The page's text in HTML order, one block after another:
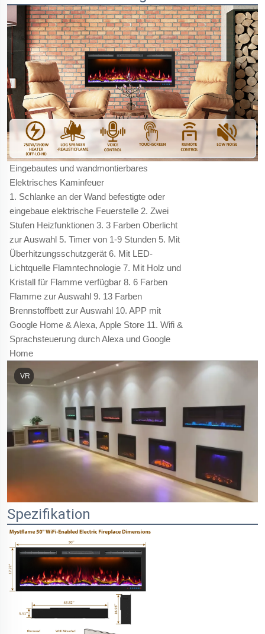
Eingebautes und wandmontierbares
Elektrisches Kaminfeuer
1. Schlanke an der Wand befestigte oder
eingebaue elektrische Feuerstelle 2. Zwei
Stufen Heizfunktionen 3. 3 Farben Oberlicht
zur Auswahl 5. Timer von 1-9 Stunden 5. Mit
Überhitzungsschutzgerät 6. Mit LED-
Lichtquelle Flamntechnologie 7. Mit Holz und
Kristall für Flamme verfügbar 8. 6 Farben
Flamme zur Auswahl 9. 13 Farben
Brennstoffbett zur Auswahl 10. APP mit
Google Home & Alexa, Apple Store 11. Wifi &
Sprachsteuerung durch Alexa und Google
Home
VR
Spezifikation